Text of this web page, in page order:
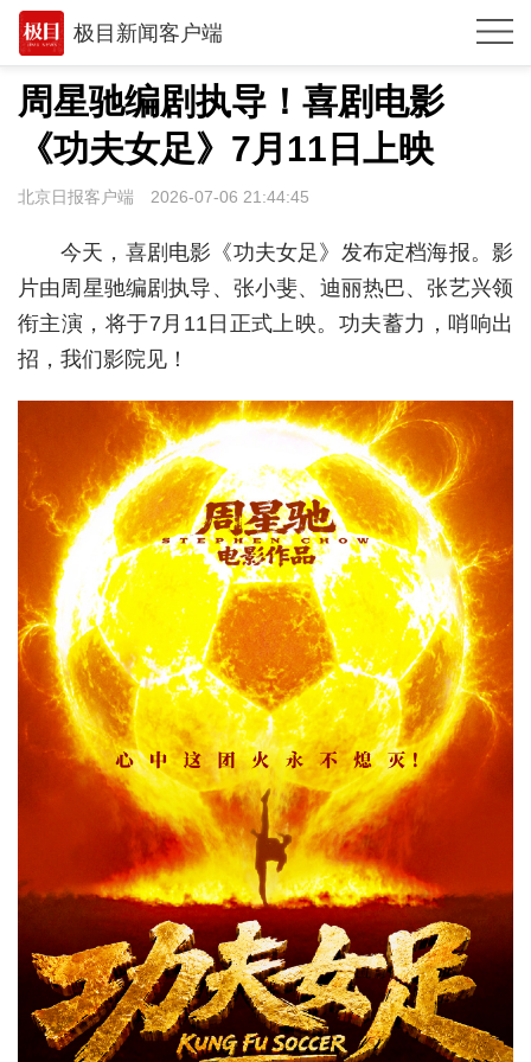
极目新闻客户端
推荐
体育
观点
湖北
武汉
专题
极客圈
经济
城建
科教
健康
悠游
消费
创意
周星驰编剧执导！喜剧电影
《功夫女足》7月11日上映
北京日报客户端 2026-07-06 21:44:45
今天，喜剧电影《功夫女足》发布定档海报。影
片由周星驰编剧执导、张小斐、迪丽热巴、张艺兴领
衔主演，将于7月11日正式上映。功夫蓄力，哨响出
招，我们影院见！